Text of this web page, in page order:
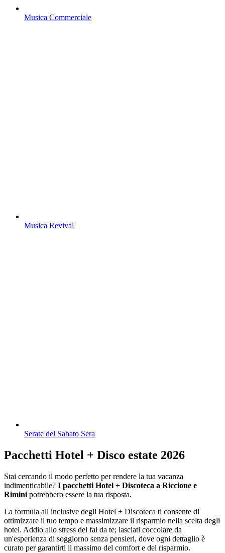
Musica Commerciale
Musica Revival
Serate del Sabato Sera
Pacchetti Hotel + Disco estate 2026
Stai cercando il modo perfetto per rendere la tua vacanza
indimenticabile? I pacchetti Hotel + Discoteca a Riccione e
Rimini potrebbero essere la tua risposta.
La formula all inclusive degli Hotel + Discoteca ti consente di
ottimizzare il tuo tempo e massimizzare il risparmio nella scelta degli
hotel. Addio allo stress del fai da te; lasciati coccolare da
un'esperienza di soggiorno senza pensieri, dove ogni dettaglio è
curato per garantirti il massimo del comfort e del risparmio.